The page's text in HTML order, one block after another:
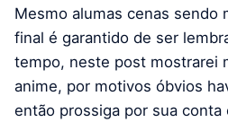
Mesmo alumas cenas sendo
final é garantido de ser
tempo, neste post mostrarei
anime, por motivos óbvios
então prossiga por sua conta